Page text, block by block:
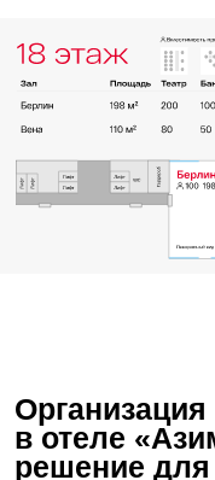
В нашей команде
сценариев и
организовать для
не имеющее
индивидуальных
создании сценария
внимание все ваши
концепции и цели.
Банкетное
12 вариантов кофе-
меню, 4 вида